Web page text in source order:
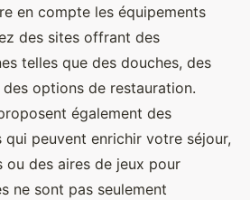
en compte les équipements
des sites offrant des
telles que des douches, des
options de restauration.
également des
peuvent enrichir votre séjour,
ou des aires de jeux pour
ne sont pas seulement